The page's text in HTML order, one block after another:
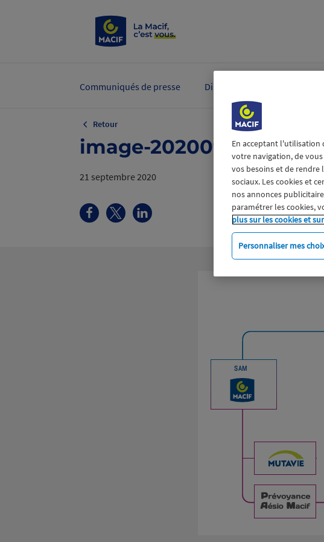
Communiqués de presse Dirigeants et experts
Retour
image-20200921154922-
21 septembre 2020
En acceptant l'utilisation
votre navigation, de
vos besoins et de rendre
sociaux. Les cookies et
nos annonces
paramétrer les cookies,
plus sur les cookies et
Personnaliser mes